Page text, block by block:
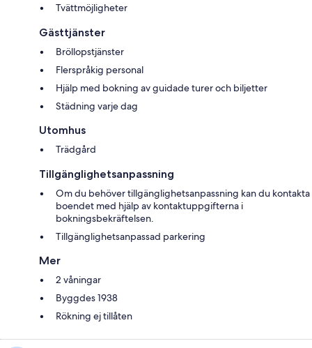
Tvättmöjligheter
Gästtjänster
Bröllopstjänster
Flerspråkig personal
Hjälp med bokning av guidade turer och biljetter
Städning varje dag
Utomhus
Trädgård
Tillgänglighetsanpassning
Om du behöver tillgänglighetsanpassning kan du kontakta
boendet med hjälp av kontaktuppgifterna i
bokningsbekräftelsen.
Tillgänglighetsanpassad parkering
Mer
2 våningar
Byggdes 1938
Rökning ej tillåten